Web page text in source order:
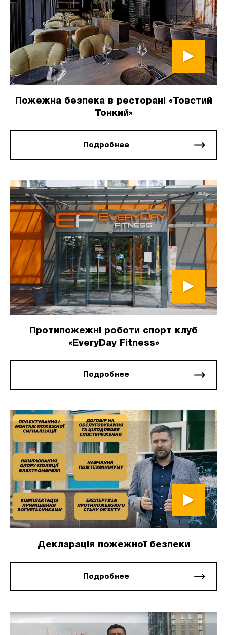
Пожежна безпека в ресторані «Товстий
Тонкий»
Подробнее
Протипожежні роботи спорт клуб
«EveryDay Fitness»
Подробнее
Декларація пожежної безпеки
Подробнее